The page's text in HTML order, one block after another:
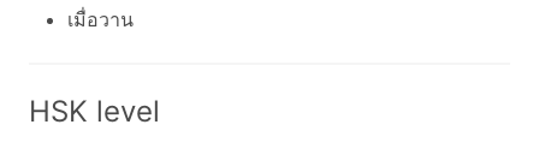
เมื่อวาน
HSK level